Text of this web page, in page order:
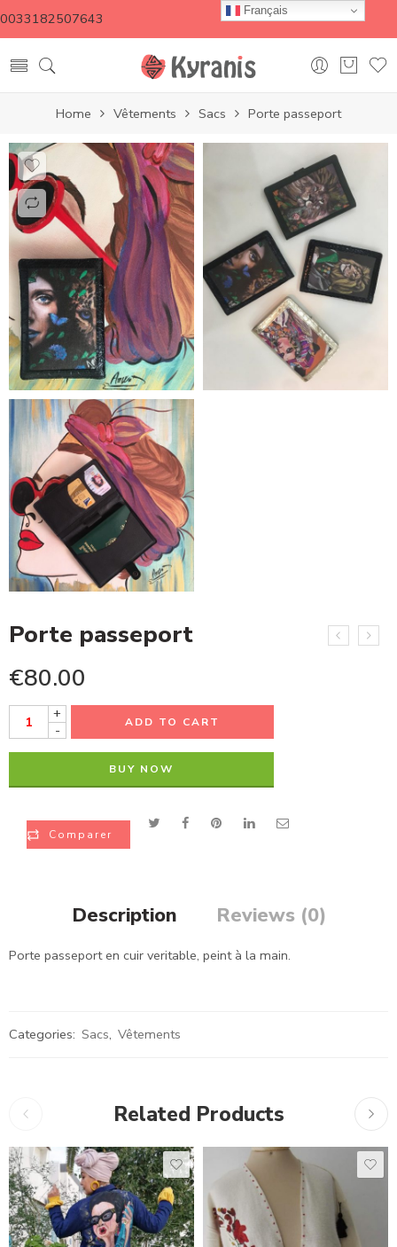
0033182507643
Home Vêtements Sacs Porte passeport
Porte passeport
€80.00
+
-
ADD TO CART
BUY NOW
Comparer
Description Reviews (0)
Porte passeport en cuir veritable, peint à la main.
Categories: Sacs, Vêtements
Related Products
Français